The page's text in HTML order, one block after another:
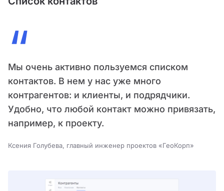
“
Мы очень активно пользуемся списком
контактов. В нем у нас уже много
контрагентов: и клиенты, и подрядчики.
Удобно, что любой контакт можно привязать,
например, к проекту.
Ксения Голубева, главный инженер проектов «ГеоКорп»